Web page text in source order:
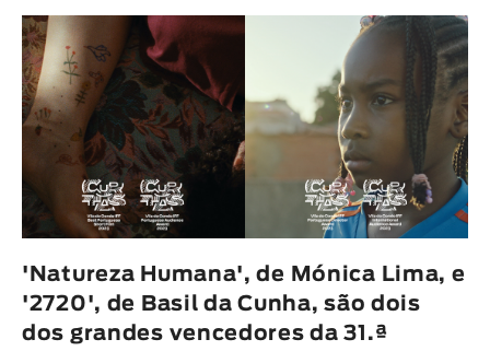
Últimas Selecções
Estatísticas
Filmes - Animar
Sobre nós & Contactos
Curtas Vila do Conde Solar O Dia Mais Curto
Loja
Animar
REALIZADOR
LEGENDA DISPONÍVEL
Legenda disponível
DURAÇÃO
< / >
'Natureza Humana', de Mónica Lima, e
'2720', de Basil da Cunha, são dois
dos grandes vencedores da 31.ª